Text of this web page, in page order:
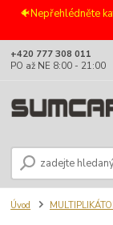
🐠Nepřehlédněte
+420 777 308 011
PO až NE 8:00 - 21:00
Úvod